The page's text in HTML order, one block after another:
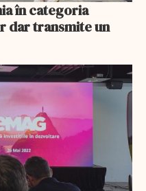
în categoria
dar transmite un